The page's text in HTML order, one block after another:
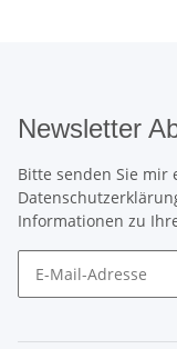
Newsletter
Bitte senden Sie
Informationen zu